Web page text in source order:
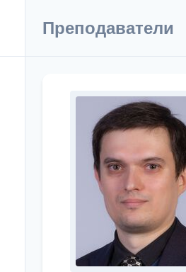
Преподаватели